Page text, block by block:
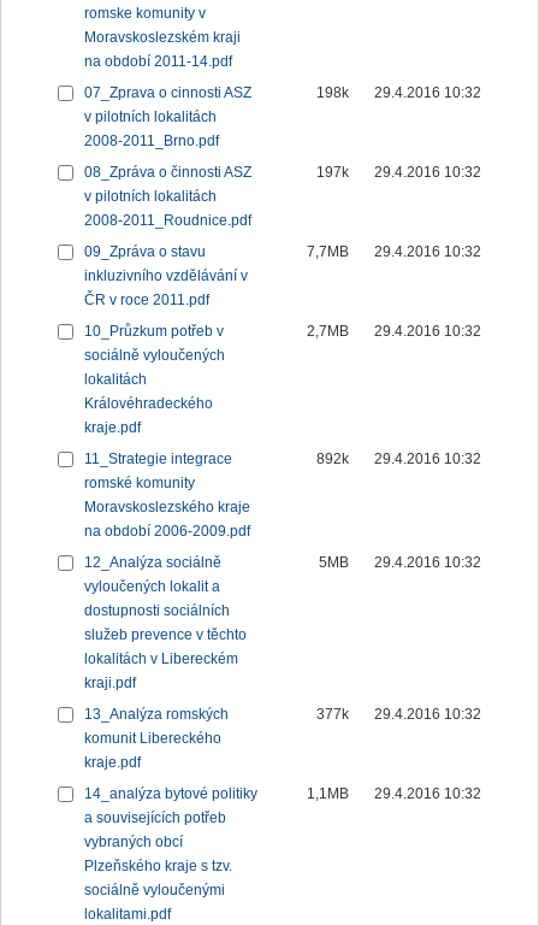
romske komunity v
Moravskoslezském kraji
na období 2011-14.pdf
07_Zprava o cinnosti ASZ
v pilotních lokalitách
2008-2011_Brno.pdf
198k 29.4.2016 10:32
08_Zpráva o činnosti ASZ
v pilotních lokalitách
2008-2011_Roudnice.pdf
197k 29.4.2016 10:32
09_Zpráva o stavu
inkluzivního vzdělávání v
ČR v roce 2011.pdf
7,7MB 29.4.2016 10:32
10_Průzkum potřeb v
sociálně vyloučených
lokalitách
Královéhradeckého
kraje.pdf
2,7MB 29.4.2016 10:32
11_Strategie integrace
romské komunity
Moravskoslezského kraje
na období 2006-2009.pdf
892k 29.4.2016 10:32
12_Analýza sociálně
vyloučených lokalit a
dostupnosti sociálních
služeb prevence v těchto
lokalitách v Libereckém
kraji.pdf
5MB 29.4.2016 10:32
13_Analýza romských
komunit Libereckého
kraje.pdf
377k 29.4.2016 10:32
14_analýza bytové politiky
a souvisejících potřeb
vybraných obcí
Plzeňského kraje s tzv.
sociálně vyloučenými
lokalitami.pdf
1,1MB 29.4.2016 10:32